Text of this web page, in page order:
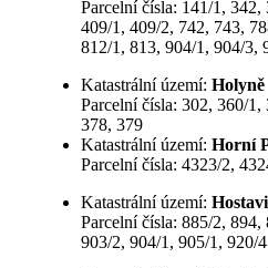
Parcelní čísla: 141/1,
409/1, 409/2, 742, 743,
812/1, 813, 904/1, 904/3,
Katastrální území: Holyně
Parcelní čísla: 302, 360/
378, 379
Katastrální území: Horní
Parcelní čísla: 4323/2,
Katastrální území:
Parcelní čísla: 885/2,
903/2, 904/1, 905/1, 920/4